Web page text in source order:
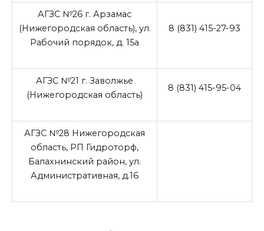
АГЗС №26 г. Арзамас
(Нижегородская область), ул.
Рабочий порядок, д. 15а
8 (831) 415-27-93
АГЗС №21 г. Заволжье
(Нижегородская область)
8 (831) 415-95-04
АГЗС №28 Нижегородская
область, РП Гидроторф,
Балахнинский район, ул.
Административная, д.16